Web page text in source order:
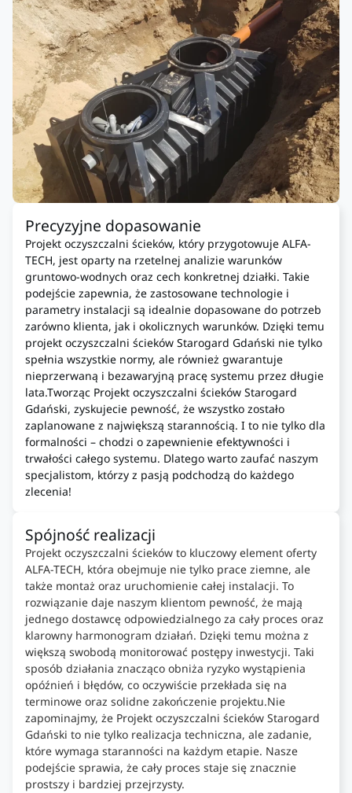
Precyzyjne dopasowanie
Projekt oczyszczalni ścieków, który przygotowuje ALFA-
TECH, jest oparty na rzetelnej analizie warunków
gruntowo-wodnych oraz cech konkretnej działki. Takie
podejście zapewnia, że zastosowane technologie i
parametry instalacji są idealnie dopasowane do potrzeb
zarówno klienta, jak i okolicznych warunków. Dzięki temu
projekt oczyszczalni ścieków Starogard Gdański nie tylko
spełnia wszystkie normy, ale również gwarantuje
nieprzerwaną i bezawaryjną pracę systemu przez długie
lata.Tworząc Projekt oczyszczalni ścieków Starogard
Gdański, zyskujecie pewność, że wszystko zostało
zaplanowane z największą starannością. I to nie tylko dla
formalności – chodzi o zapewnienie efektywności i
trwałości całego systemu. Dlatego warto zaufać naszym
specjalistom, którzy z pasją podchodzą do każdego
zlecenia!
Spójność realizacji
Projekt oczyszczalni ścieków to kluczowy element oferty
ALFA-TECH, która obejmuje nie tylko prace ziemne, ale
także montaż oraz uruchomienie całej instalacji. To
rozwiązanie daje naszym klientom pewność, że mają
jednego dostawcę odpowiedzialnego za cały proces oraz
klarowny harmonogram działań. Dzięki temu można z
większą swobodą monitorować postępy inwestycji. Taki
sposób działania znacząco obniża ryzyko wystąpienia
opóźnień i błędów, co oczywiście przekłada się na
terminowe oraz solidne zakończenie projektu.Nie
zapominajmy, że Projekt oczyszczalni ścieków Starogard
Gdański to nie tylko realizacja techniczna, ale zadanie,
które wymaga staranności na każdym etapie. Nasze
podejście sprawia, że cały proces staje się znacznie
prostszy i bardziej przejrzysty.